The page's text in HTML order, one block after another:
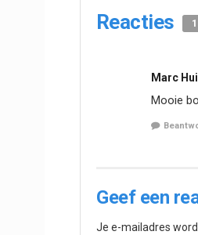
Reacties 1
Marc
Mooie
Geef een
Je e-mailadres